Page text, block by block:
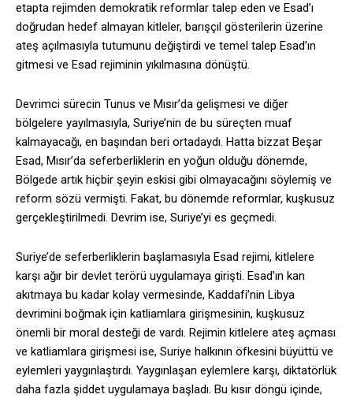
etapta rejimden demokratik reformlar talep eden ve Esad’ı
doğrudan hedef almayan kitleler, barışçıl gösterilerin üzerine
ateş açılmasıyla tutumunu değiştirdi ve temel talep Esad’ın
gitmesi ve Esad rejiminin yıkılmasına dönüştü.
Devrimci sürecin Tunus ve Mısır’da gelişmesi ve diğer
bölgelere yayılmasıyla, Suriye’nin de bu süreçten muaf
kalmayacağı, en başından beri ortadaydı. Hatta bizzat Beşar
Esad, Mısır’da seferberliklerin en yoğun olduğu dönemde,
Bölgede artık hiçbir şeyin eskisi gibi olmayacağını söylemiş ve
reform sözü vermişti. Fakat, bu dönemde reformlar, kuşkusuz
gerçekleştirilmedi. Devrim ise, Suriye’yi es geçmedi.
Suriye’de seferberliklerin başlamasıyla Esad rejimi, kitlelere
karşı ağır bir devlet terörü uygulamaya girişti. Esad’ın kan
akıtmaya bu kadar kolay vermesinde, Kaddafi’nin Libya
devrimini boğmak için katliamlara girişmesinin, kuşkusuz
önemli bir moral desteği de vardı. Rejimin kitlelere ateş açması
ve katliamlara girişmesi ise, Suriye halkının öfkesini büyüttü ve
eylemleri yaygınlaştırdı. Yaygınlaşan eylemlere karşı, diktatörlük
daha fazla şiddet uygulamaya başladı. Bu kısır döngü içinde,